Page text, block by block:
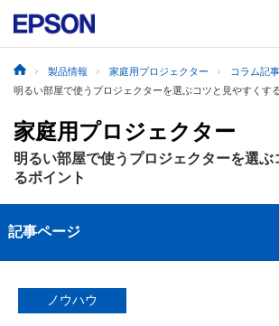
製品情報 家庭用プロジェクター コラム記
明るい部屋で使うプロジェクターを選ぶコツと見やすくす
家庭用プロジェクター
明るい部屋で使うプロジェクターを選ぶ
るポイント
記事ページ
ノウハウ